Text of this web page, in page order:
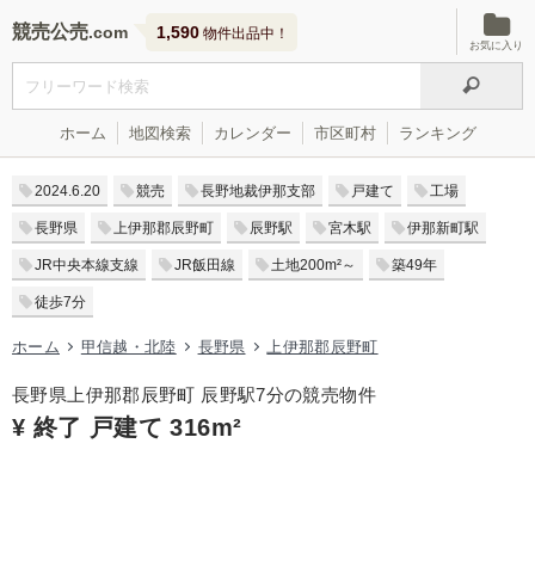
競売公売 1,590 物件出品中！
お気に入り
ホーム 地図検索 カレンダー 市区町村 ランキング
2024.6.20 競売 長野地裁伊那支部 戸建て 工場
長野県 上伊那郡辰野町 辰野駅 宮木駅 伊那新町駅
JR中央本線支線 JR飯田線 土地200m²～ 築49年
徒歩7分
ホーム 甲信越・北陸 長野県 上伊那郡辰野町
長野県上伊那郡辰野町 辰野駅7分の競売物件
¥ 終了 戸建て 316m²